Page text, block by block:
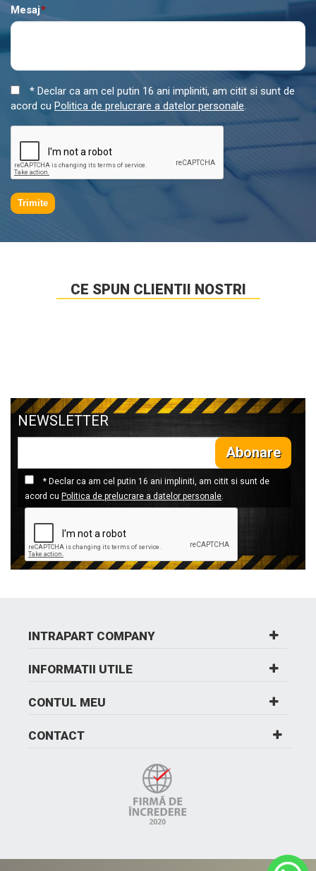
*
Mesaj
* Declar ca am cel putin 16 ani impliniti, am citit si sunt de
acord cu Politica de prelucrare a datelor personale.
Trimite
CE SPUN CLIENTII NOSTRI
NEWSLETTER
Abonare
* Declar ca am cel putin 16 ani impliniti, am citit si sunt de
acord cu Politica de prelucrare a datelor personale.
INTRAPART COMPANY
INFORMATII UTILE
CONTUL MEU
CONTACT